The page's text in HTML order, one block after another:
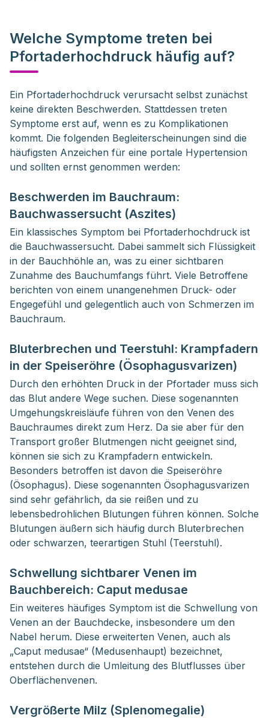
Welche Symptome treten bei
Pfortaderhochdruck häufig auf?
Ein Pfortaderhochdruck verursacht selbst zunächst
keine direkten Beschwerden. Stattdessen treten
Symptome erst auf, wenn es zu Komplikationen
kommt. Die folgenden Begleiterscheinungen sind die
häufigsten Anzeichen für eine portale Hypertension
und sollten ernst genommen werden:
Beschwerden im Bauchraum:
Bauchwassersucht (Aszites)
Ein klassisches Symptom bei Pfortaderhochdruck ist
die Bauchwassersucht. Dabei sammelt sich Flüssigkeit
in der Bauchhöhle an, was zu einer sichtbaren
Zunahme des Bauchumfangs führt. Viele Betroffene
berichten von einem unangenehmen Druck- oder
Engegefühl und gelegentlich auch von Schmerzen im
Bauchraum.
Bluterbrechen und Teerstuhl: Krampfadern
in der Speiseröhre (Ösophagusvarizen)
Durch den erhöhten Druck in der Pfortader muss sich
das Blut andere Wege suchen. Diese sogenannten
Umgehungskreisläufe führen von den Venen des
Bauchraumes direkt zum Herz. Da sie aber für den
Transport großer Blutmengen nicht geeignet sind,
können sie sich zu Krampfadern entwickeln.
Besonders betroffen ist davon die Speiseröhre
(Ösophagus). Diese sogenannten Ösophagusvarizen
sind sehr gefährlich, da sie reißen und zu
lebensbedrohlichen Blutungen führen können. Solche
Blutungen äußern sich häufig durch Bluterbrechen
oder schwarzen, teerartigen Stuhl (Teerstuhl).
Schwellung sichtbarer Venen im
Bauchbereich: Caput medusae
Ein weiteres häufiges Symptom ist die Schwellung von
Venen an der Bauchdecke, insbesondere um den
Nabel herum. Diese erweiterten Venen, auch als
„Caput medusae“ (Medusenhaupt) bezeichnet,
entstehen durch die Umleitung des Blutflusses über
Oberflächenvenen.
Vergrößerte Milz (Splenomegalie)